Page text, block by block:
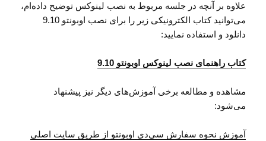
علاوه بر آنچه در جلسه مربوط به نصب لینوکس توضیح داده‌ام،
می‌توانید کتاب الکترونیکی زیر را برای نصب اوبونتو 9.10
دانلود و استفاده نمایید:
کتاب راهنمای نصب لینوکس اوبونتو 9.10
مشاهده و مطالعه برخی آموزش‌های دیگر نیز پیشنهاد
می‌شود:
آموزش نحوه سفارش سی‌دی اوبونتو از طریق سایت اصلی